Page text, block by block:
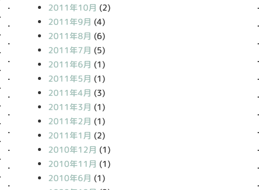
2011年10月 (2)
2011年9月 (4)
2011年8月 (6)
2011年7月 (5)
2011年6月 (1)
2011年5月 (1)
2011年4月 (3)
2011年3月 (1)
2011年2月 (1)
2011年1月 (2)
2010年12月 (1)
2010年11月 (1)
2010年6月 (1)